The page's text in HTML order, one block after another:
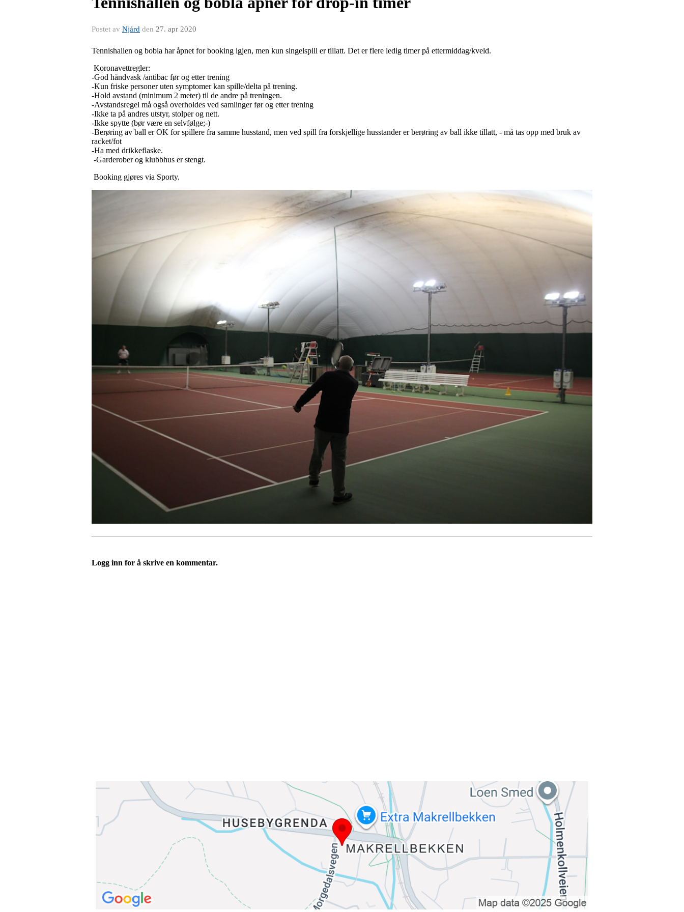
Postet av Njård den 27. apr 2020
Tennishallen og bobla har åpnet for booking igjen, men kun singelspill er tillatt. Det er flere ledig timer på ettermiddag/kveld.
Koronavettregler:
-God håndvask /antibac før og etter trening
-Kun friske personer uten symptomer kan spille/delta på trening.
-Hold avstand (minimum 2 meter) til de andre på treningen.
-Avstandsregel må også overholdes ved samlinger før og etter trening
-Ikke ta på andres utstyr, stolper og nett.
-Ikke spytte (bør være en selvfølge;-)
-Berøring av ball er OK for spillere fra samme husstand, men ved spill fra forskjellige husstander er berøring av ball ikke tillatt, - må tas opp med bruk av
racket/fot
-Ha med drikkeflaske.
-Garderober og klubbhus er stengt.
Booking gjøres via Sporty.
Logg inn for å skrive en kommentar.